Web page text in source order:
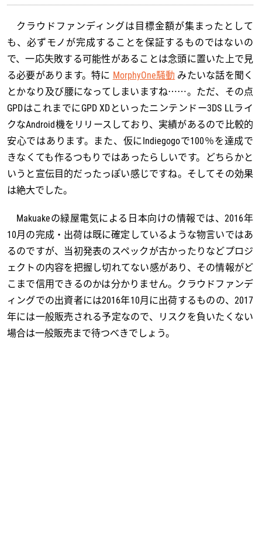
クラウドファンディングは目標金額が集まったとして
も、必ずモノが完成することを保証するものではないの
で、一応失敗する可能性があることは念頭に置いた上で見
る必要があります。特に MorphyOne騒動 みたいな話を聞く
とかなり及び腰になってしまいますね……。ただ、その点
GPDはこれまでにGPD XDといったニンテンドー3DS LLライ
クなAndroid機をリリースしており、実績があるので比較的
安心ではあります。また、仮にIndiegogoで100％を達成で
きなくても作るつもりではあったらしいです。どちらかと
いうと宣伝目的だったっぽい感じですね。そしてその効果
は絶大でした。
Makuakeの緑屋電気による日本向けの情報では、2016年
10月の完成・出荷は既に確定しているような物言いではあ
るのですが、当初発表のスペックが古かったりなどプロジ
ェクトの内容を把握し切れてない感があり、その情報がど
こまで信用できるのかは分かりません。クラウドファンデ
ィングでの出資者には2016年10月に出荷するものの、2017
年には一般販売される予定なので、リスクを負いたくない
場合は一般販売まで待つべきでしょう。